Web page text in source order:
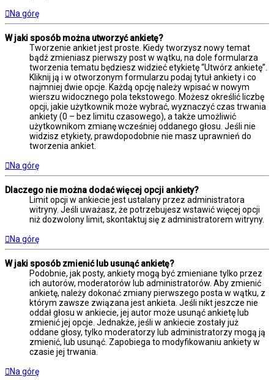
Na górę
W jaki sposób można utworzyć ankietę?
Tworzenie ankiet jest proste. Kiedy tworzysz nowy temat
bądź zmieniasz pierwszy post w wątku, na dole formularza
tworzenia tematu będziesz widzieć etykietę “Utwórz ankietę”.
Kliknij ją i w otworzonym formularzu podaj tytuł ankiety i co
najmniej dwie opcje. Każdą opcję należy wpisać w nowym
wierszu widocznego pola tekstowego. Możesz określić liczbę
opcji, jakie użytkownik może wybrać, wyznaczyć czas trwania
ankiety (0 – bez limitu czasowego), a także umożliwić
użytkownikom zmianę wcześniej oddanego głosu. Jeśli nie
widzisz etykiety, prawdopodobnie nie masz uprawnień do
tworzenia ankiet.
Na górę
Dlaczego nie można dodać więcej opcji ankiety?
Limit opcji w ankiecie jest ustalany przez administratora
witryny. Jeśli uważasz, że potrzebujesz wstawić więcej opcji
niż dozwolony limit, skontaktuj się z administratorem witryny.
Na górę
W jaki sposób zmienić lub usunąć ankietę?
Podobnie, jak posty, ankiety mogą być zmieniane tylko przez
ich autorów, moderatorów lub administratorów. Aby zmienić
ankietę, należy dokonać zmiany pierwszego posta w wątku, z
którym zawsze związana jest ankieta. Jeśli nikt jeszcze nie
oddał głosu w ankiecie, jej autor może usunąć ankietę lub
zmienić jej opcje. Jednakże, jeśli w ankiecie zostały już
oddane głosy, tylko moderatorzy lub administratorzy mogą ją
zmienić, lub usunąć. Zapobiega to modyfikowaniu ankiety w
czasie jej trwania.
Na górę